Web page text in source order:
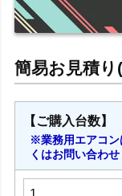
【ご購入台数】
※業務用エアコン
くはお問い合わせ